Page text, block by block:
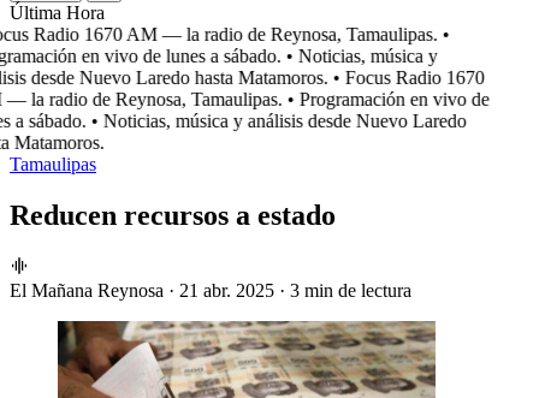
Última Hora
Radio 1670 AM — la radio de Reynosa, Tamaulipas. •
en vivo de lunes a sábado. • Noticias, música y
desde Nuevo Laredo hasta Matamoros. • Focus Radio 1670
la radio de Reynosa, Tamaulipas. • Programación en vivo de
a sábado. • Noticias, música y análisis desde Nuevo Laredo
Matamoros.
Tamaulipas
Reducen recursos a estado
El Mañana Reynosa · 21 abr. 2025 · 3 min de lectura